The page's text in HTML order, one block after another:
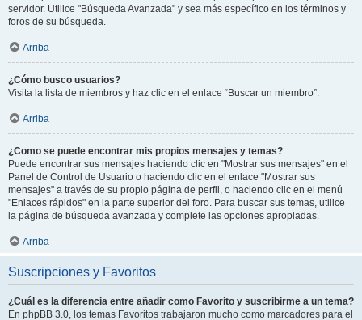
servidor. Utilice "Búsqueda Avanzada" y sea más específico en los términos y
foros de su búsqueda.
Arriba
¿Cómo busco usuarios?
Visita la lista de miembros y haz clic en el enlace “Buscar un miembro”.
Arriba
¿Como se puede encontrar mis propios mensajes y temas?
Puede encontrar sus mensajes haciendo clic en "Mostrar sus mensajes" en el
Panel de Control de Usuario o haciendo clic en el enlace "Mostrar sus
mensajes" a través de su propio página de perfil, o haciendo clic en el menú
"Enlaces rápidos" en la parte superior del foro. Para buscar sus temas, utilice
la página de búsqueda avanzada y complete las opciones apropiadas.
Arriba
Suscripciones y Favoritos
¿Cuál es la diferencia entre añadir como Favorito y suscribirme a un tema?
En phpBB 3.0, los temas Favoritos trabajaron mucho como marcadores para el